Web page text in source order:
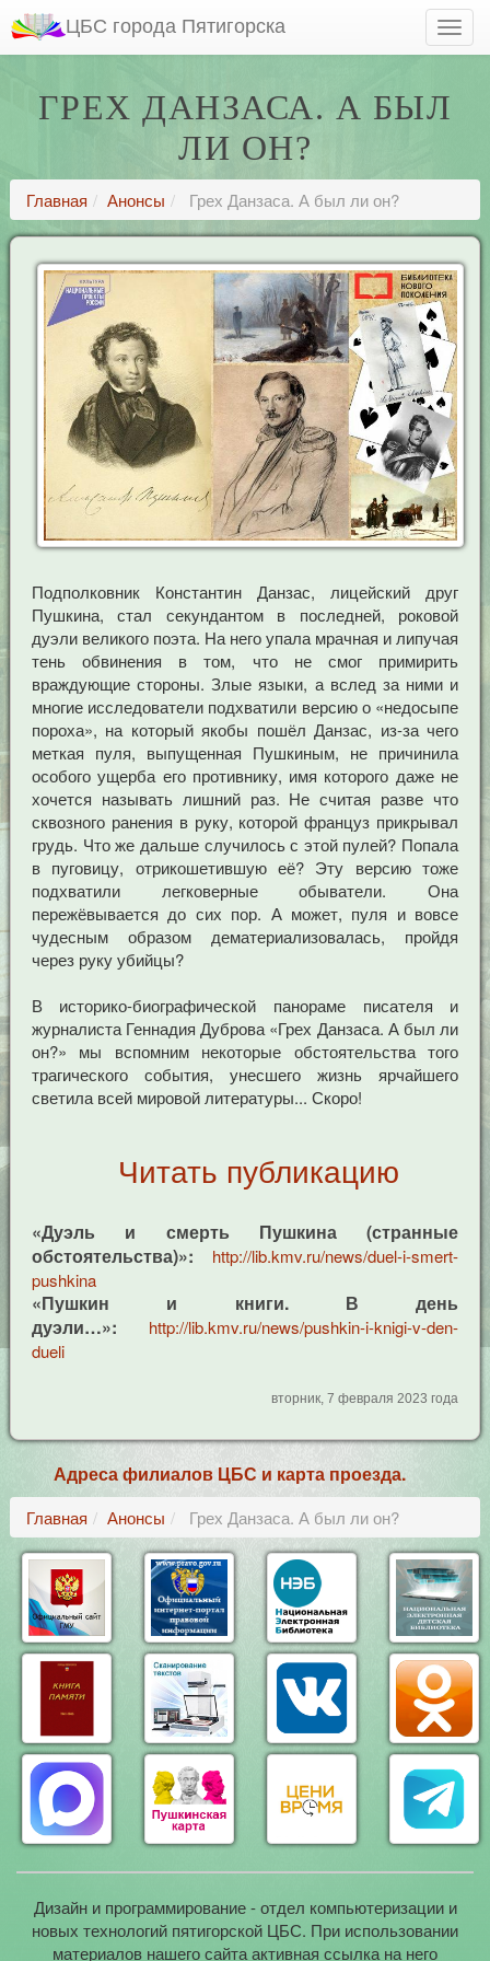
ЦБС города Пятигорска
ГРЕХ ДАНЗАСА. А БЫЛ
ЛИ ОН?
Главная Анонсы Грех Данзаса. А был ли он?
Подполковник Константин Данзас, лицейский друг
Пушкина, стал секундантом в последней, роковой
дуэли великого поэта. На него упала мрачная и липучая
тень обвинения в том, что не смог примирить
враждующие стороны. Злые языки, а вслед за ними и
многие исследователи подхватили версию о «недосыпе
пороха», на который якобы пошёл Данзас, из-за чего
меткая пуля, выпущенная Пушкиным, не причинила
особого ущерба его противнику, имя которого даже не
хочется называть лишний раз. Не считая разве что
сквозного ранения в руку, которой француз прикрывал
грудь. Что же дальше случилось с этой пулей? Попала
в пуговицу, отрикошетившую её? Эту версию тоже
подхватили легковерные обыватели. Она
пережёвывается до сих пор. А может, пуля и вовсе
чудесным образом дематериализовалась, пройдя
через руку убийцы?
В историко-биографической панораме писателя и
журналиста Геннадия Дуброва «Грех Данзаса. А был ли
он?» мы вспомним некоторые обстоятельства того
трагического события, унесшего жизнь ярчайшего
светила всей мировой литературы... Скоро!
Читать публикацию
«Дуэль и смерть Пушкина (странные
обстоятельства)»:
http://lib.kmv.ru/news/duel-i-smert-
pushkina
«Пушкин и книги. В день
дуэли…»:
http://lib.kmv.ru/news/pushkin-i-knigi-v-den-
dueli
вторник, 7 февраля 2023 года
Адреса филиалов ЦБС и карта проезда.
Главная Анонсы Грех Данзаса. А был ли он?
Дизайн и программирование - отдел компьютеризации и
новых технологий пятигорской ЦБС. При использовании
материалов нашего сайта активная ссылка на него